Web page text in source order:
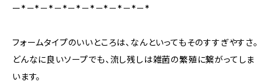
ー*－*－*－*－*－*－*－*－*－*
フォームタイプのいいところは、なんといってもそのすすぎやすさ。
どんなに良いソープでも、流し残しは雑菌の繁殖に繋がってしま
います。